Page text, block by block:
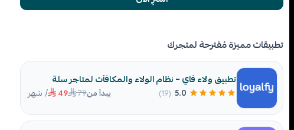
تطبيقات مميزة مُقترحة لمتجرك
تطبيق ولاء فاي – نظام الولاء والمكافآت لمتاجر سلة
5.0
(19) يبدأ من79
49 / شهر